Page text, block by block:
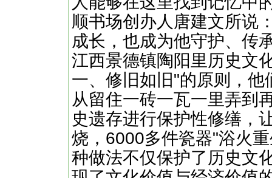
顺书场创办人唐建文所说
成长，也成为他守护、传
江西景德镇陶阳里历史文
一、修旧如旧"的原则，
从留住一砖一瓦一里弄到
史遗存进行保护性修缮，
烧，6000多件瓷器"浴火
种做法不仅保护了历史文